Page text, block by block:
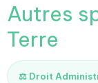
Autres
Terre
⚖️ Droit